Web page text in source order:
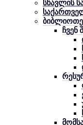
სწავლის
ჩვენ